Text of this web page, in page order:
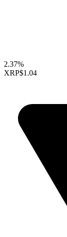
2.37%
XRP$1.04